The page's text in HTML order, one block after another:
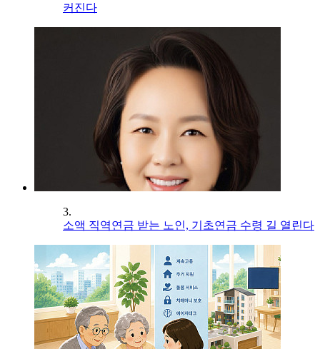
커진다
3.
소액 직역연금 받는 노인, 기초연금 수령 길 열린다